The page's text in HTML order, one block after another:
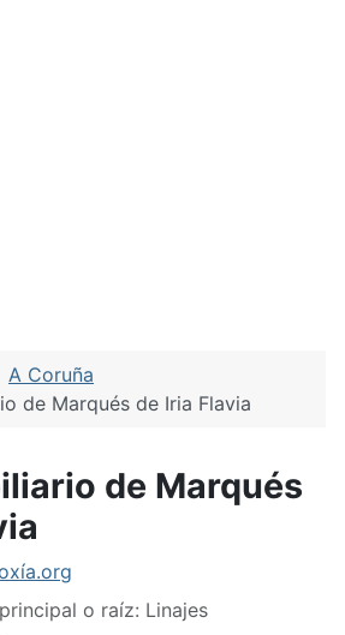
A Coruña
de Marqués de Iria Flavia
de Marqués
o raíz: Linajes